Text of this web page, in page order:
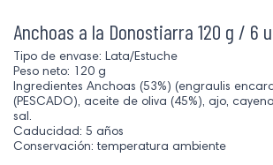
Anchoas a la Donostiarra 120 g / 6
Tipo de envase: Lata/Estuche
Peso neto: 120 g
Ingredientes Anchoas (53%) (engraulis
(PESCADO), aceite de oliva (45%), ajo,
sal.
Caducidad: 5 años
Conservación: temperatura ambiente